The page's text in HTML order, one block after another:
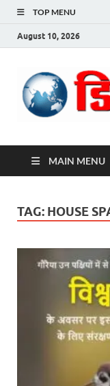
TOP MENU
August 10, 2026
MAIN MENU
TAG: HOUSE